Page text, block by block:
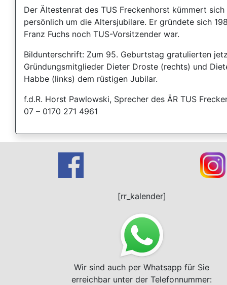
Der Ältestenrat des TUS Freckenhorst kümmert sich
persönlich um die Altersjubilare. Er gründete sich
Franz Fuchs noch TUS-Vorsitzender war.
Bildunterschrift: Zum 95. Geburtstag gratulierten
Gründungsmitglieder Dieter Droste (rechts) und
Habbe (links) dem rüstigen Jubilar.
f.d.R. Horst Pawlowski, Sprecher des ÄR TUS
07 – 0170 271 4961
[rr_kalender]
Wir sind auch per Whatsapp für Sie
erreichbar unter der Telefonnummer: